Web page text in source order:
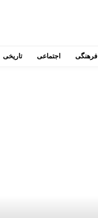
فرهنگی اجتماعی تاریخی